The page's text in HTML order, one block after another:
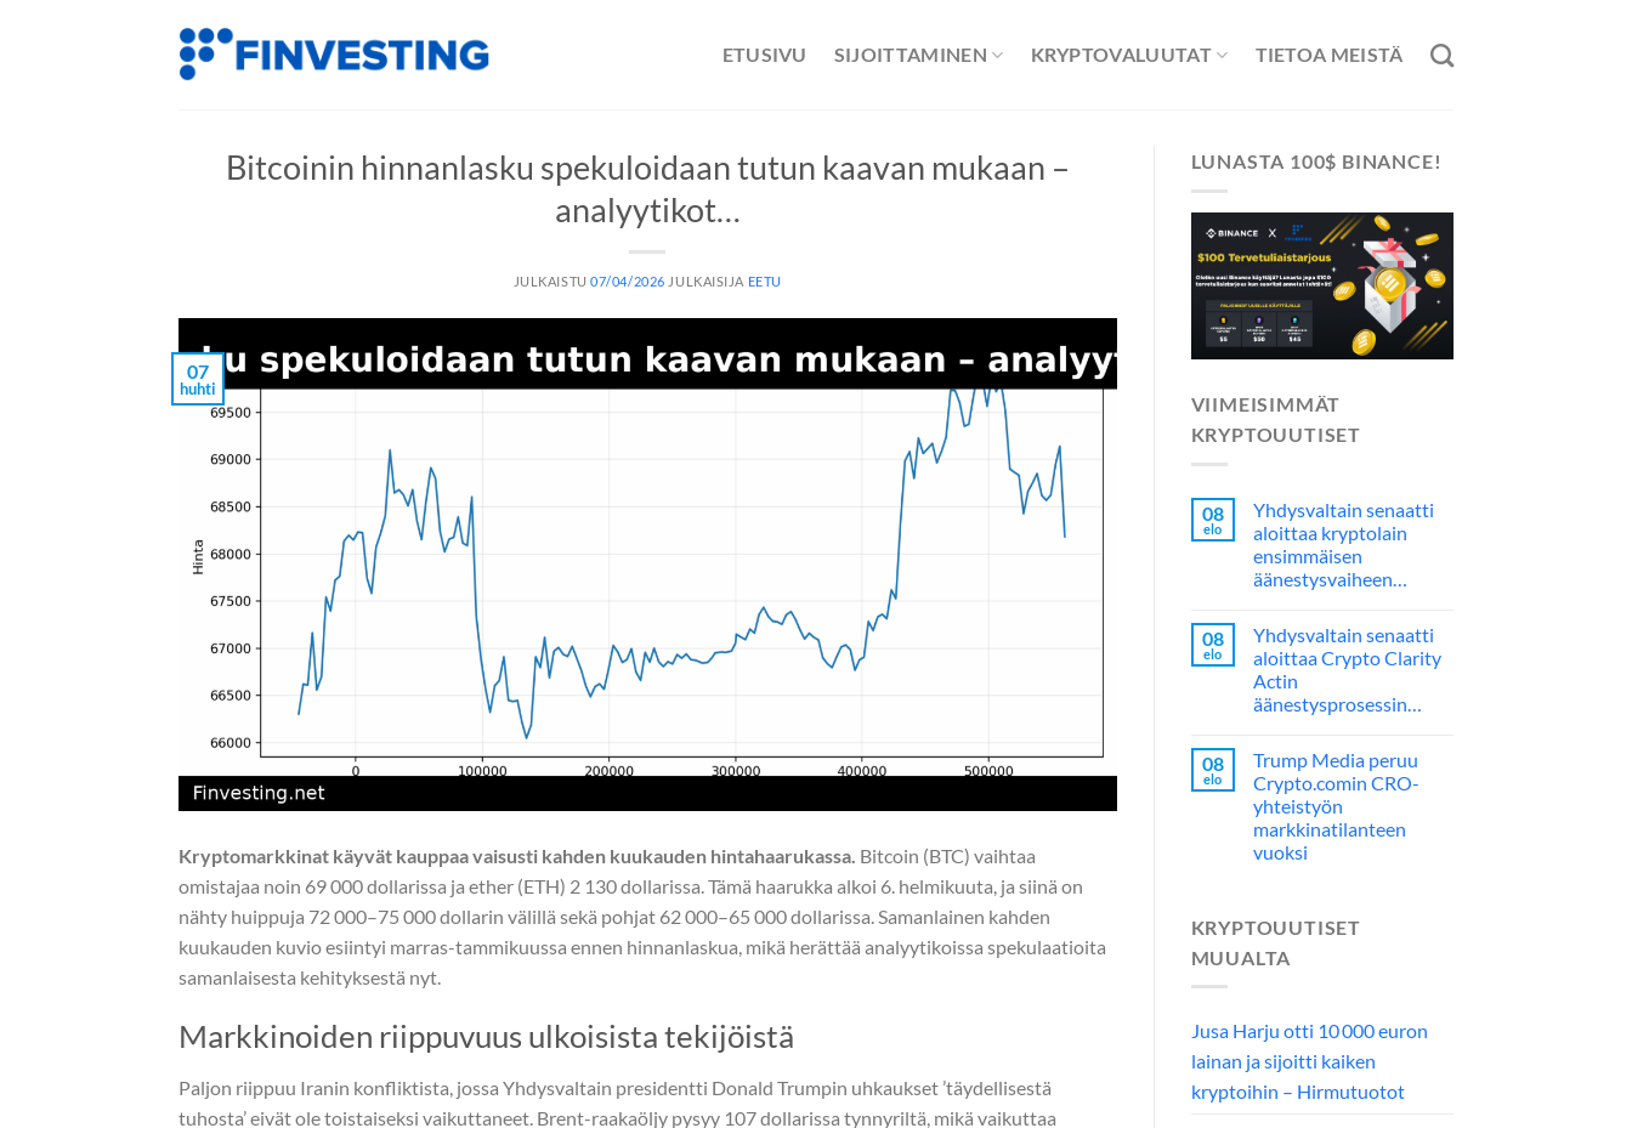
ETUSIVU SIJOITTAMINEN KRYPTOVALUUTAT TIETOA MEISTÄ
Bitcoinin hinnanlasku spekuloidaan tutun kaavan mukaan –
analyytikot…
JULKAISTU07/04/2026 JULKAISIJA EETU
07
huhti
Kryptomarkkinat käyvät kauppaa vaisusti kahden kuukauden hintahaarukassa. Bitcoin (BTC) vaihtaa
omistajaa noin 69 000 dollarissa ja ether (ETH) 2 130 dollarissa. Tämä haarukka alkoi 6. helmikuuta, ja siinä on
nähty huippuja 72 000–75 000 dollarin välillä sekä pohjat 62 000–65 000 dollarissa. Samanlainen kahden
kuukauden kuvio esiintyi marras-tammikuussa ennen hinnanlaskua, mikä herättää analyytikoissa spekulaatioita
samanlaisesta kehityksestä nyt.
Markkinoiden riippuvuus ulkoisista tekijöistä
Paljon riippuu Iranin konfliktista, jossa Yhdysvaltain presidentti Donald Trumpin uhkaukset ’täydellisestä
tuhosta’ eivät ole toistaiseksi vaikuttaneet. Brent-raakaöljy pysyy 107 dollarissa tynnyriltä, mikä vaikuttaa
LUNASTA 100$ BINANCE!
VIIMEISIMMÄT
KRYPTOUUTISET
08
elo
Yhdysvaltain senaatti
aloittaa kryptolain
ensimmäisen
äänestysvaiheen…
08
elo
Yhdysvaltain senaatti
aloittaa Crypto Clarity
Actin
äänestysprosessin…
08
elo
Trump Media peruu
Crypto.comin CRO-
yhteistyön
markkinatilanteen
vuoksi
KRYPTOUUTISET
MUUALTA
Jusa Harju otti 10 000 euron
lainan ja sijoitti kaiken
kryptoihin – Hirmutuotot